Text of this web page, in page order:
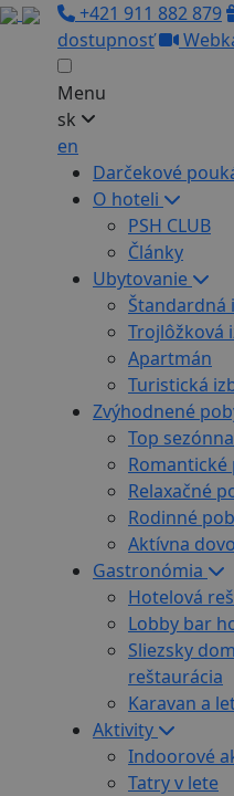
+421 911 882 879
dostupnosť
Menu
sk
en
Darčekové
O hoteli
PSH CLUB
Články
Ubytovanie
Štandardná
Trojlôžková
Apartmán
Turistická
Zvýhodnené
Top
Romantické
Relaxačné
Rodinné
Aktívna
Gastronómia
Hotelová
Lobby bar
Sliezsky
reštaurácia
Karavan a
Aktivity
Indoorové
Tatry v lete